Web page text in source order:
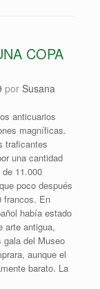
COPA
por Susana
anticuarios
magníficas.
traficantes
una cantidad
11.000
poco después
francos. En
había estado
arte antigua,
gala del Museo
aunque el
barato. La